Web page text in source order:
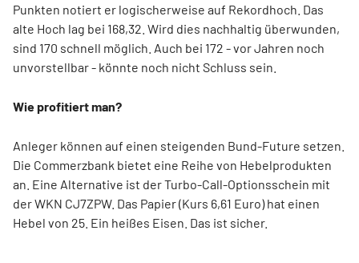
Punkten notiert er logischerweise auf Rekordhoch. Das
alte Hoch lag bei 168,32. Wird dies nachhaltig überwunden,
sind 170 schnell möglich. Auch bei 172 - vor Jahren noch
unvorstellbar - könnte noch nicht Schluss sein.
Wie profitiert man?
Anleger können auf einen steigenden Bund-Future setzen.
Die Commerzbank bietet eine Reihe von Hebelprodukten
an. Eine Alternative ist der Turbo-Call-Optionsschein mit
der WKN CJ7ZPW. Das Papier (Kurs 6,61 Euro) hat einen
Hebel von 25. Ein heißes Eisen. Das ist sicher.